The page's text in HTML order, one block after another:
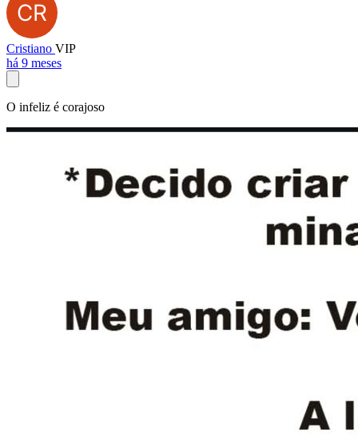
Cristiano VIP
há 9 meses
O infeliz é corajoso